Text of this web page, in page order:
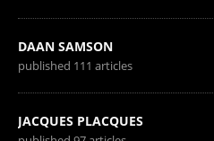
DAAN SAMSON
published 111 articles
JACQUES PLACQUES